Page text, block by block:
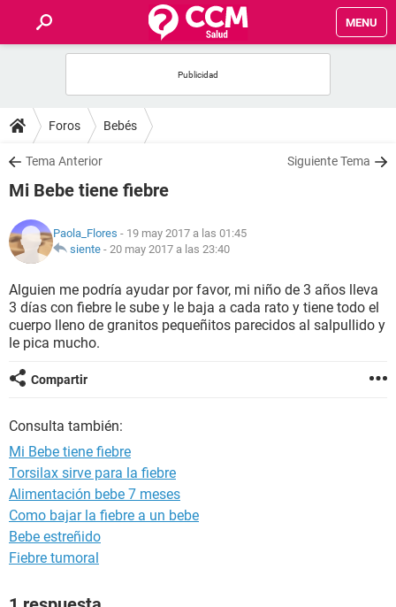
MENU
FOROS
SALUD
NUTRICIÓN
BIENESTAR
SEXUALIDAD
GLOSARIO
Foros Bebés
Tema Anterior Siguiente Tema
Mi Bebe tiene fiebre
Paola_Flores - 19 may 2017 a las 01:45
siente - 20 may 2017 a las 23:40
Alguien me podría ayudar por favor, mi niño de 3 años lleva
3 días con fiebre le sube y le baja a cada rato y tiene todo el
cuerpo lleno de granitos pequeñitos parecidos al salpullido y
le pica mucho.
Compartir
Consulta también:
Mi Bebe tiene fiebre
Torsilax sirve para la fiebre
Alimentación bebe 7 meses
Como bajar la fiebre a un bebe
Bebe estreñido
Fiebre tumoral